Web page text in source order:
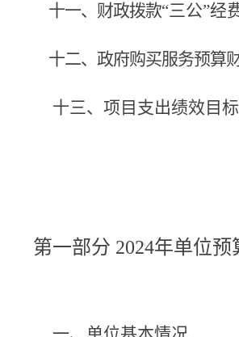
十一、财政拨款“三公”经
十二、政府购买服务预算
十三、项目支出绩效目
第一部分 2024年单位预